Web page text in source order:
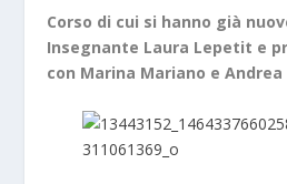
Corso di cui si hanno già
Insegnante Laura Lepetit e
con Marina Mariano e